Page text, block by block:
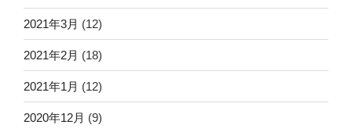
2021年3月 (12)
2021年2月 (18)
2021年1月 (12)
2020年12月 (9)